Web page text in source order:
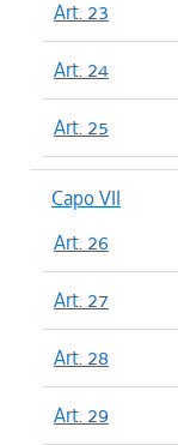
Art. 23
Art. 24
Art. 25
Capo VII
Art. 26
Art. 27
Art. 28
Art. 29